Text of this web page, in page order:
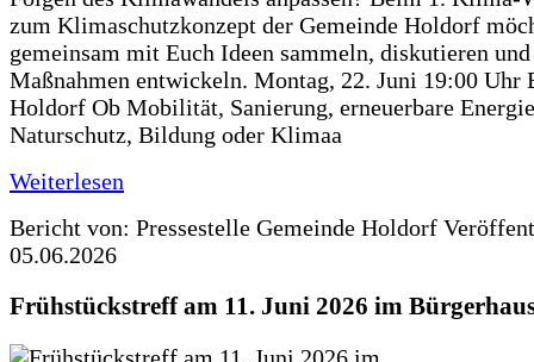
zum Klimaschutzkonzept der Gemeinde Holdorf
gemeinsam mit Euch Ideen sammeln, diskutieren
Maßnahmen entwickeln. Montag, 22. Juni 19:00 Uhr
Holdorf Ob Mobilität, Sanierung, erneuerbare
Naturschutz, Bildung oder Klimaa
Weiterlesen
Bericht von: Pressestelle Gemeinde Holdorf
05.06.2026
Frühstückstreff am 11. Juni 2026 im